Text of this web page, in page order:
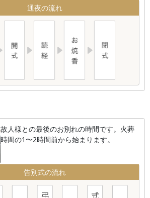
通夜の流れ
故人様との最後のお別れの時間です。火葬
時間の1〜2時間前から始まります。
告別式の流れ